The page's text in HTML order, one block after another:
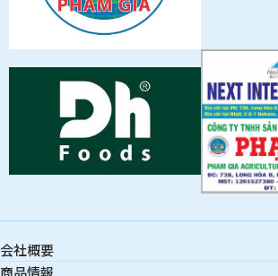
会社概要
商品情報